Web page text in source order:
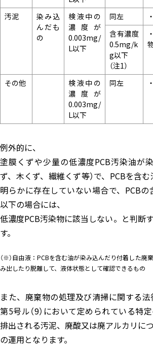
汚泥
染み込
んだも
の
検液中の
濃度が
0.003mg/
L以下
同左
含有濃度
0.5mg/k
g以下
（注1）
その他
検液中の
濃度が
0.003mg/
L以下
同左
例外的に、
塗膜くずや少量の低濃度PCB汚染油が
ず、木くず、繊維くず等）で、PCBを含
明らかに存在していない場合で、PCB
以下の場合には、
低濃度PCB汚染物に該当しない。と判断
す。
（※）自由液：PCBを含む油が染み込んだり付着した廃
み出したり脱離して、液体状態として確認できるもの
また、廃棄物の処理及び清掃に関する
第5号ル（9）において定められている特
排出される汚泥、廃酸又は廃アルカリに
の運用となります。